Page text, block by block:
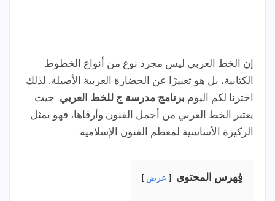
إن الخط العربي ليس مجرد نوع من أنواع الخطوط
الكتابية، بل هو تعبيرًا عن الحضارة العربية الأصيلة. لذلك
اخترنا لكم اليوم برنامج مدرسة ج للخط العربي. حيث
يعتبر الخط العربي من أجمل الفنون وأرقاها، فهو يمثل
الركيزة الأساسية لمعظم الفنون الإسلامية.
فِهرس المحتوى عرض